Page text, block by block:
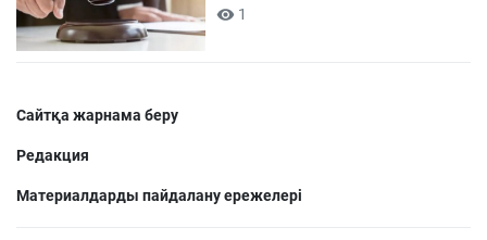
1
Сайтқа жарнама беру
Редакция
Материалдарды пайдалану ережелері